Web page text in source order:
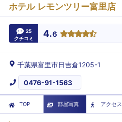
ホテル レモンツリー富里店
25
クチコミ
4.6
千葉県富里市日吉倉1205-1
0476-91-1563
TOP 部屋写真
アクセス